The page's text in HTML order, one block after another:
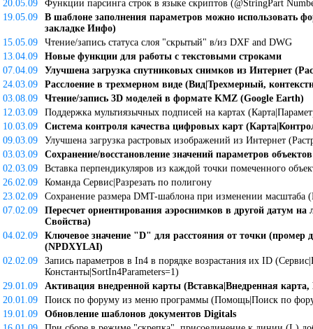
20.05.09
Функции парсинга строк в языке скриптов (@StringPart
19.05.09
В шаблоне заполнения параметров можно использовать
закладке Инфо)
15.05.09
Чтение/запись статуса слоя "cкрытый" в/из DXF and DWG
13.04.09
Новые функции для работы с текстовыми строками
07.04.09
Улучшена загрузка спутниковых снимков из Интернет
24.03.09
Расслоение в трехмерном виде (Вид|Трехмерный,
03.08.09
Чтение/запись 3D моделей в формате KMZ (Google Earth)
12.03.09
Поддержка мультиязычных подписей на картах
10.03.09
Система контроля качества цифровых карт
09.03.09
Улучшена загрузка растровых изображений из Интернет
03.03.09
Сохранение/восстановление значений параметров
02.03.09
Вставка перпендикуляров из каждой точки помеченного
26.02.09
Команда Сервис|Разрезать по полигону
23.02.09
Сохранение размера DMT-шаблона при изменении масштаба
07.02.09
Пересчет ориентирования аэроснимков в другой датум
Свойства)
04.02.09
Ключевое значение "D" для расстояния от точки (промер
(NPDXYLAI)
02.02.09
Запись параметров в In4 в порядке возрастания их ID
Константы|SortIn4Parameters=1)
29.01.09
Активация внедренной карты (Вставка|Внедренная
20.01.09
Поиск по форуму из меню программы (Помощь|Поиск по
19.01.09
Обновление шаблонов документов Digitals